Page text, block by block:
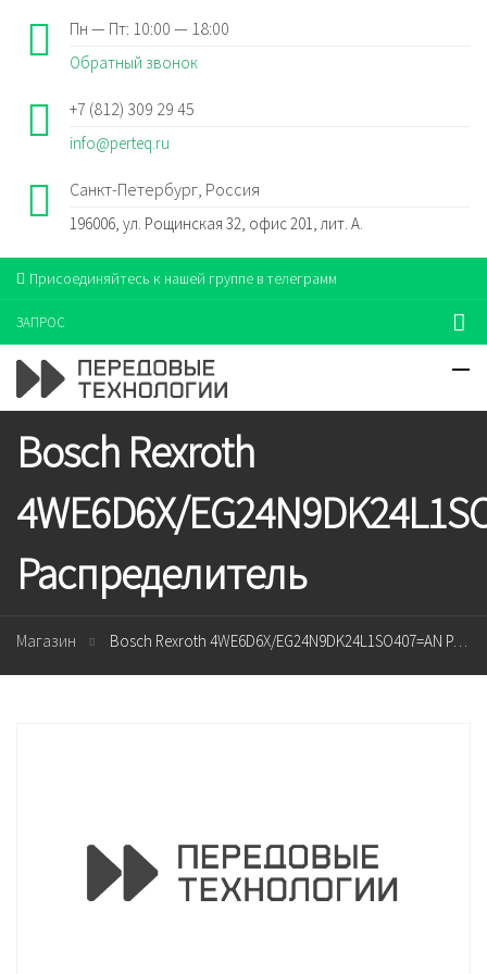
Пн — Пт: 10:00 — 18:00
Обратный звонок
+7 (812) 309 29 45
info@perteq.ru
Санкт-Петербург, Россия
196006, ул. Рощинская 32, офис 201, лит. А.
Присоединяйтесь к нашей группе в телеграмм
ЗАПРОС
Bosch Rexroth
4WE6D6X/
Распределитель
Магазин Bosch Rexroth 4WE6D6X/EG24N9DK24L1SO407=AN Распределитель